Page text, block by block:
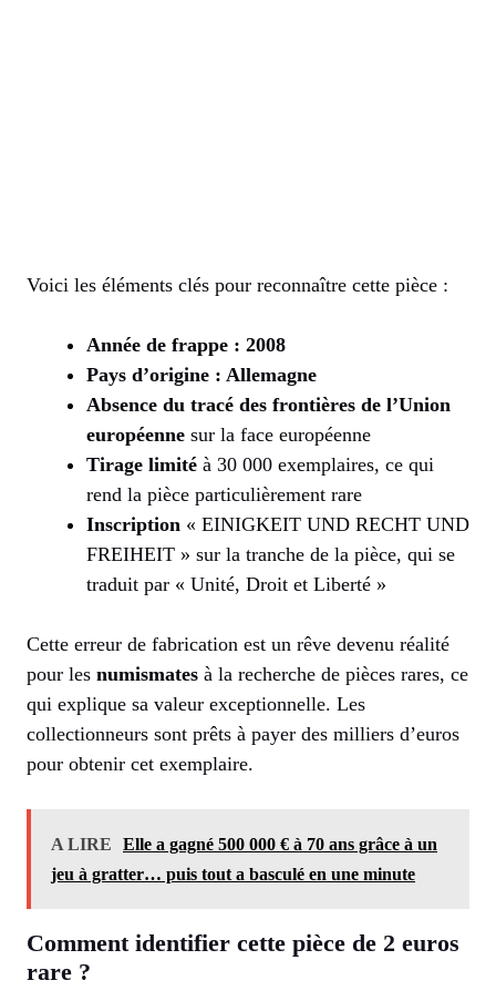
Voici les éléments clés pour reconnaître cette pièce :
Année de frappe : 2008
Pays d’origine : Allemagne
Absence du tracé des frontières de l’Union
européenne sur la face européenne
Tirage limité à 30 000 exemplaires, ce qui
rend la pièce particulièrement rare
Inscription « EINIGKEIT UND RECHT UND
FREIHEIT » sur la tranche de la pièce, qui se
traduit par « Unité, Droit et Liberté »
Cette erreur de fabrication est un rêve devenu réalité
pour les numismates à la recherche de pièces rares, ce
qui explique sa valeur exceptionnelle. Les
collectionneurs sont prêts à payer des milliers d’euros
pour obtenir cet exemplaire.
A LIRE
Elle a gagné 500 000 € à 70 ans grâce à un
jeu à gratter… puis tout a basculé en une minute
Comment identifier cette pièce de 2 euros
rare ?